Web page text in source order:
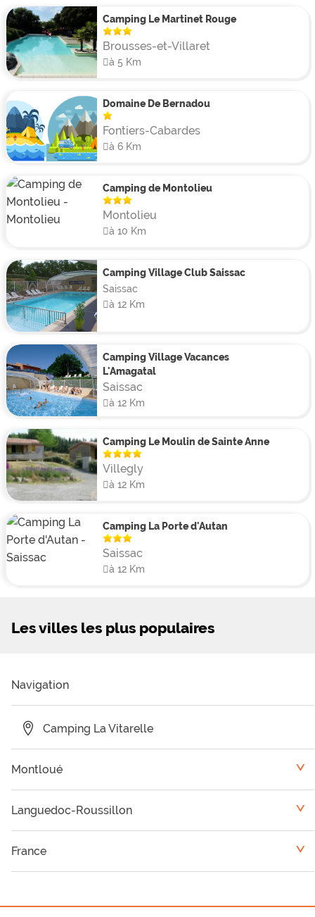
Camping Le Martinet Rouge
Brousses-et-Villaret
à 5 Km
Domaine De Bernadou
Fontiers-Cabardes
à 6 Km
Camping de Montolieu
Montolieu
à 10 Km
Camping Village Club Saissac
Saissac
à 12 Km
Camping Village Vacances
L'Amagatal
Saissac
à 12 Km
Camping Le Moulin de Sainte Anne
Villegly
à 12 Km
Camping La Porte d'Autan
Saissac
à 12 Km
Les villes les plus populaires
Navigation
Camping La Vitarelle
Montloué <
Languedoc-Roussillon <
France <